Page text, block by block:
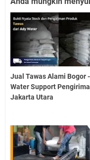
Jual Tawas Alami Bogor
Water Support
Jakarta Utara